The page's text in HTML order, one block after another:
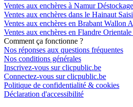
Ventes aux enchères à Namur Déstockage
Ventes aux enchères dans le Hainaut
Ventes aux enchères en Brabant Wallon
Ventes aux enchères en Flandre
Comment ça fonctionne ?
Nos réponses aux questions fréquentes
Nos conditions générales
Inscrivez-vous sur clicpublic.be
Connectez-vous sur clicpublic.be
Politique de confidentialité & cookies
Déclaration d'accessibilité